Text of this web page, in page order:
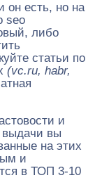
он есть, но на
seo
либо
статьи по
(vc.ru, habr,
и
выдачи вы
на этих
и
в ТОП 3-10